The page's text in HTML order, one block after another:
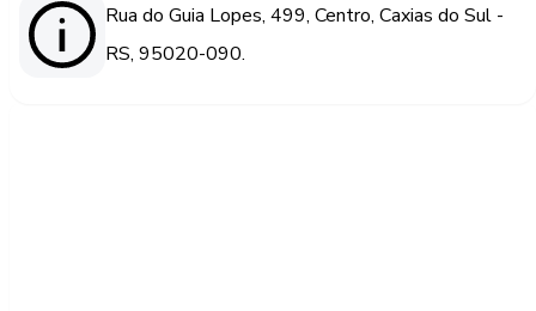
Rua do Guia Lopes, 499, Centro, Caxias do Sul -
RS, 95020-090.